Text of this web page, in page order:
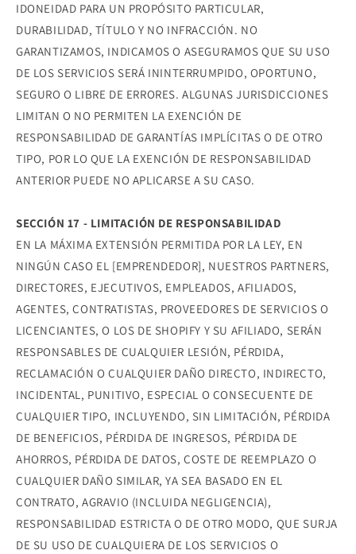
IDONEIDAD PARA UN PROPÓSITO PARTICULAR,
DURABILIDAD, TÍTULO Y NO INFRACCIÓN. NO
GARANTIZAMOS, INDICAMOS O ASEGURAMOS QUE SU USO
DE LOS SERVICIOS SERÁ ININTERRUMPIDO, OPORTUNO,
SEGURO O LIBRE DE ERRORES. ALGUNAS JURISDICCIONES
LIMITAN O NO PERMITEN LA EXENCIÓN DE
RESPONSABILIDAD DE GARANTÍAS IMPLÍCITAS O DE OTRO
TIPO, POR LO QUE LA EXENCIÓN DE RESPONSABILIDAD
ANTERIOR PUEDE NO APLICARSE A SU CASO.
SECCIÓN 17 - LIMITACIÓN DE RESPONSABILIDAD
EN LA MÁXIMA EXTENSIÓN PERMITIDA POR LA LEY, EN
NINGÚN CASO EL [EMPRENDEDOR], NUESTROS PARTNERS,
DIRECTORES, EJECUTIVOS, EMPLEADOS, AFILIADOS,
AGENTES, CONTRATISTAS, PROVEEDORES DE SERVICIOS O
LICENCIANTES, O LOS DE SHOPIFY Y SU AFILIADO, SERÁN
RESPONSABLES DE CUALQUIER LESIÓN, PÉRDIDA,
RECLAMACIÓN O CUALQUIER DAÑO DIRECTO, INDIRECTO,
INCIDENTAL, PUNITIVO, ESPECIAL O CONSECUENTE DE
CUALQUIER TIPO, INCLUYENDO, SIN LIMITACIÓN, PÉRDIDA
DE BENEFICIOS, PÉRDIDA DE INGRESOS, PÉRDIDA DE
AHORROS, PÉRDIDA DE DATOS, COSTE DE REEMPLAZO O
CUALQUIER DAÑO SIMILAR, YA SEA BASADO EN EL
CONTRATO, AGRAVIO (INCLUIDA NEGLIGENCIA),
RESPONSABILIDAD ESTRICTA O DE OTRO MODO, QUE SURJA
DE SU USO DE CUALQUIERA DE LOS SERVICIOS O